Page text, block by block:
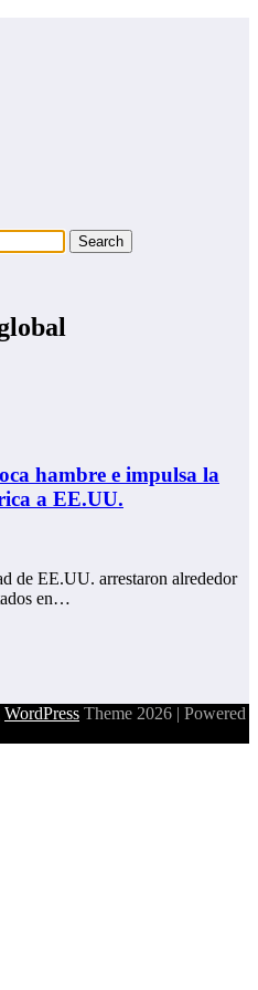
hambre e impulsa la
a EE.UU.
de EE.UU. arrestaron alrededor
en…
WordPress Theme 2026 | Powered